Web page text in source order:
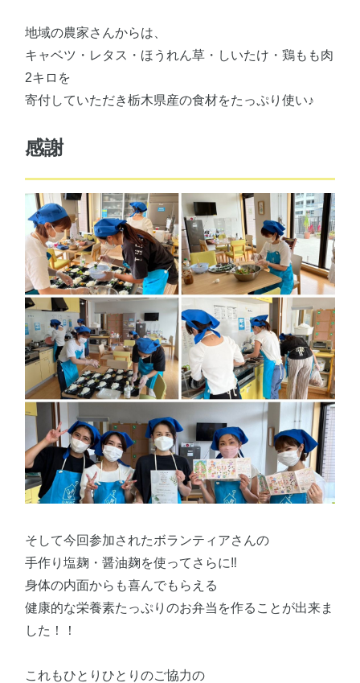
地域の農家さんからは、
キャベツ・レタス・ほうれん草・しいたけ・鶏もも肉
2キロを
寄付していただき栃木県産の食材をたっぷり使い♪
感謝
そして今回参加されたボランティアさんの
手作り塩麹・醤油麹を使ってさらに‼
身体の内面からも喜んでもらえる
健康的な栄養素たっぷりのお弁当を作ることが出来ま
した！！
これもひとりひとりのご協力の